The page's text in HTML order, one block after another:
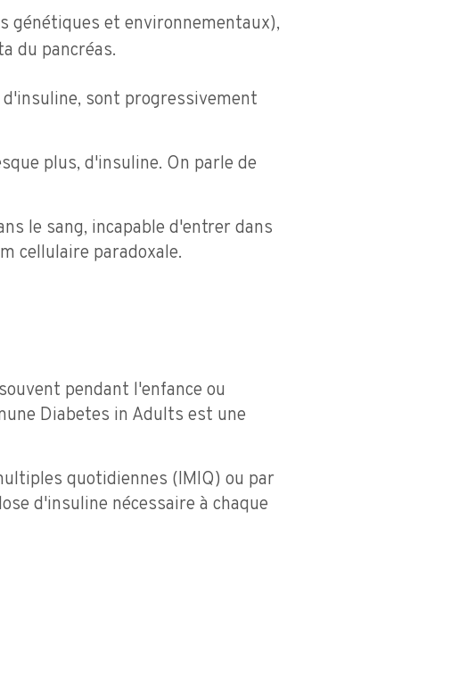
génétiques et environnementaux),
du pancréas.
sont progressivement
plus, d'insuline. On parle de
le sang, incapable d'entrer dans
cellulaire paradoxale.
pendant l'enfance ou
Diabetes in Adults est une
quotidiennes (IMIQ) ou par
d'insuline nécessaire à chaque